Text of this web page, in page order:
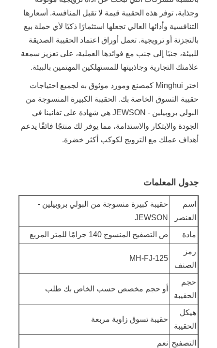
وجذابة، توفر هذه الحقيبة قيمة لا تقبل المنافسة. أسعارها
التنافسية وأدائها العالي تجعلها استثمارًا ذكيًا لأي حملة بيع
بالتجزئة أو ترويجية. تعمل أوراق اعتماد الحقيبة الصديقة
للبيئة، جنبًا إلى جنب مع فوائدها العملية، على تعزيز سمعة
علامتك التجارية وجاذبيتها للمستهلكين المهتمين بالبيئة.
اختر Minghui كمصنع ومورد موثوق به لجميع احتياجات
حقيبة التسوق الخاصة بك. الحقيبة الكبيرة المنسوجة من
البولي بروبيلين - JEWSON هي شهادة على تفانينا في
الجودة والابتكار والاستدامة، مما يوفر لك منتجًا فائقًا يدعم
أهداف عملك مع الترويج لكوكب أكثر خضرة.
جدول المعلمات
اسم
العنصر
حقيبة كبيرة منسوجة من البولي بروبيلين -
JEWSON
مادة ص التصفيح المنسوج 140 جرامًا للمتر المربع
رمز
الصنف
MH-FJ-125
حجم
الحقيبة
أو حجم مخصص حسب الخاص بك طلب
هيكل
الحقيبة
حقيبة تسوق زاوية مربعة
التصفيح نعم